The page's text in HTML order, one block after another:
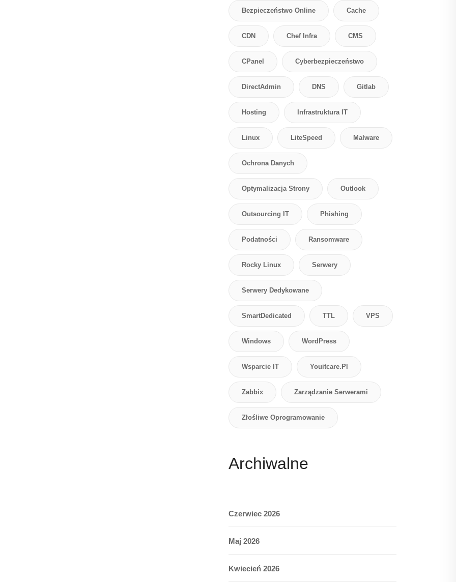
Bezpieczeństwo Online Cache
CDN Chef Infra CMS
CPanel Cyberbezpieczeństwo
DirectAdmin DNS Gitlab
Hosting Infrastruktura IT
Linux LiteSpeed Malware
Ochrona Danych
Optymalizacja Strony Outlook
Outsourcing IT Phishing
Podatności Ransomware
Rocky Linux Serwery
Serwery Dedykowane
SmartDedicated TTL VPS
Windows WordPress
Wsparcie IT Youitcare.pl
Zabbix Zarządzanie Serwerami
Złośliwe Oprogramowanie
Archiwalne
Czerwiec 2026
Maj 2026
Kwiecień 2026